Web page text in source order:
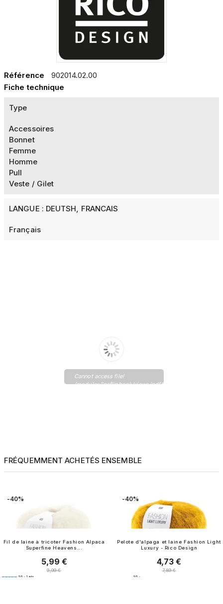
Référence
902014.02.00
Fiche technique
Type
Accessoires
Bonnet
Femme
Homme
Pull
Veste / Gilet
LANGUE : DEUTSH, FRANCAIS
Français
Cannot access file!
/modules/lpsflipbook/views/pdf/pdf_62_1.pdf
FRÉQUEMMENT ACHETÉS ENSEMBLE
-40%
Fil de laine à tricoter Fashion Alpaca
Superfine Heavens...
Prix
5,99 €
Prix normal
9,99 €
5/5 - 1 avis
-40%
Pelote d'alpaga et laine Fashion Light
Luxury - Rico Design
Prix
4,73 €
Prix normal
7,89 €
5/5 -